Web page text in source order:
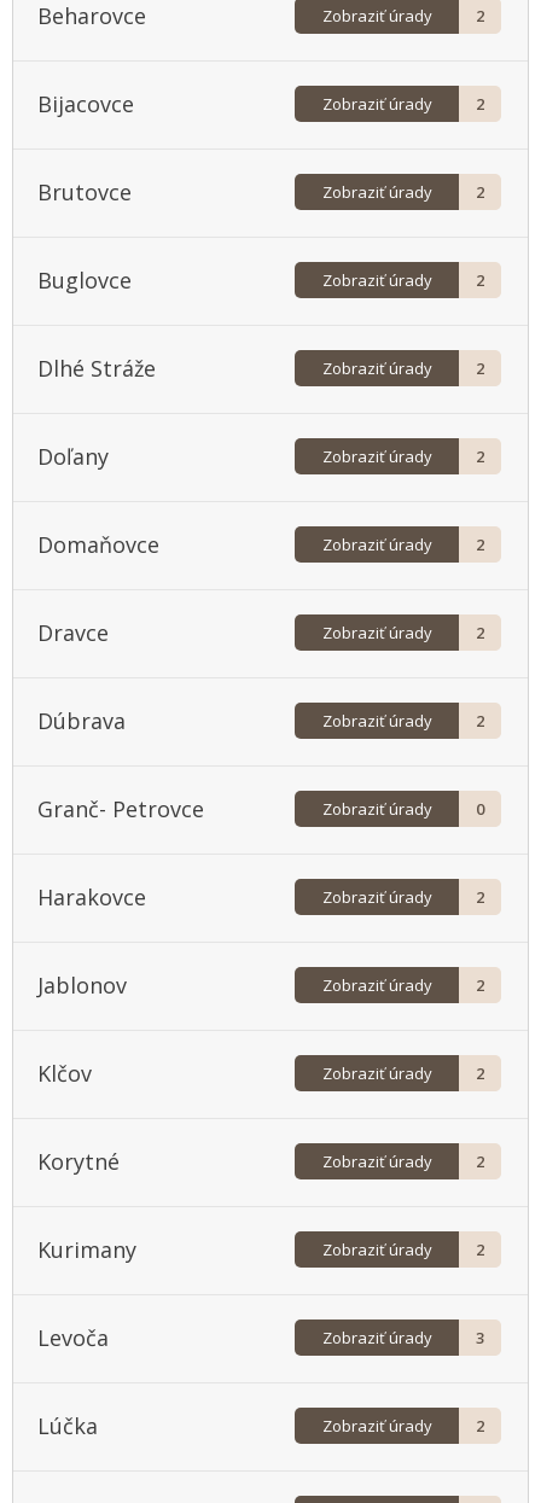
Snina
Stropkov
Vranov nad Topľou
Beharovce Zobraziť úrady 2
Bijacovce Zobraziť úrady 2
Brutovce Zobraziť úrady 2
Buglovce Zobraziť úrady 2
Dlhé Stráže Zobraziť úrady 2
Doľany Zobraziť úrady 2
Domaňovce Zobraziť úrady 2
Dravce Zobraziť úrady 2
Dúbrava Zobraziť úrady 2
Granč- Petrovce Zobraziť úrady 0
Harakovce Zobraziť úrady 2
Jablonov Zobraziť úrady 2
Klčov Zobraziť úrady 2
Korytné Zobraziť úrady 2
Kurimany Zobraziť úrady 2
Levoča Zobraziť úrady 3
Lúčka Zobraziť úrady 2